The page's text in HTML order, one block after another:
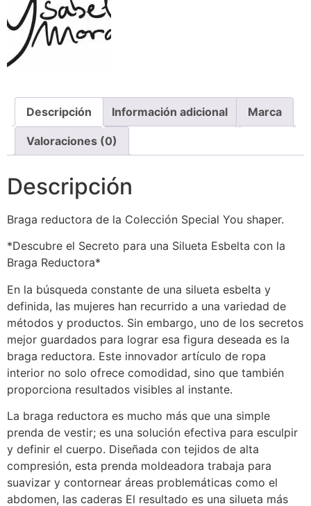
Descripción Información adicional Marca
Valoraciones (0)
Descripción
Braga reductora de la Colección Special You shaper.
*Descubre el Secreto para una Silueta Esbelta con la
Braga Reductora*
En la búsqueda constante de una silueta esbelta y
definida, las mujeres han recurrido a una variedad de
métodos y productos. Sin embargo, uno de los secretos
mejor guardados para lograr esa figura deseada es la
braga reductora. Este innovador artículo de ropa
interior no solo ofrece comodidad, sino que también
proporciona resultados visibles al instante.
La braga reductora es mucho más que una simple
prenda de vestir; es una solución efectiva para esculpir
y definir el cuerpo. Diseñada con tejidos de alta
compresión, esta prenda moldeadora trabaja para
suavizar y contornear áreas problemáticas como el
abdomen, las caderas El resultado es una silueta más